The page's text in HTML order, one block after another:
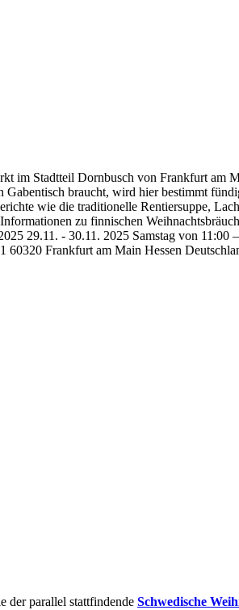
im Stadtteil Dornbusch von Frankfurt am
braucht, wird hier bestimmt
wie die traditionelle Rentiersuppe,
zu finnischen
29.11. - 30.11. 2025 Samstag von 11:00
60320 Frankfurt am Main Hessen
der parallel stattfindende Schwedische